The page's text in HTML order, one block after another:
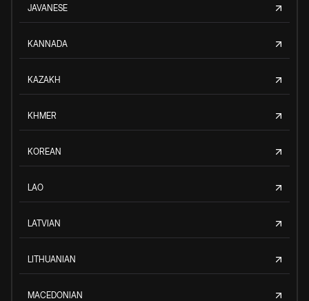
JAVANESE
KANNADA
KAZAKH
KHMER
KOREAN
LAO
LATVIAN
LITHUANIAN
MACEDONIAN